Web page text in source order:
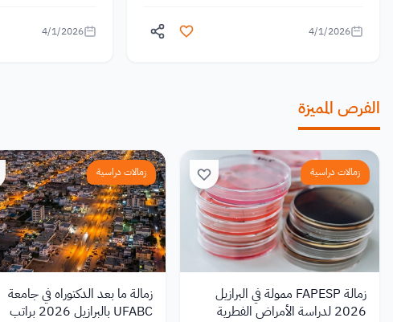
4/1/2026
4/1/2026
الفرص المميزة
زمالات دراسية
زمالة FAPESP ممولة في البرازيل
2026 لدراسة الأمراض الفطرية
زمالات دراسية
زمالة ما بعد الدكتوراه في جامعة
UFABC بالبرازيل 2026 براتب